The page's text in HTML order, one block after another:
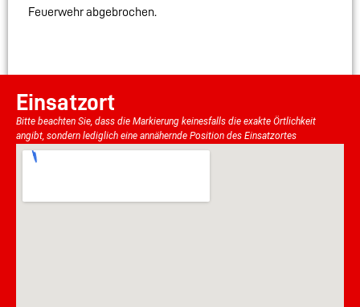
Feuerwehr abgebrochen.
Einsatzort
Bitte beachten Sie, dass die Markierung keinesfalls die exakte Örtlichkeit
angibt, sondern lediglich eine annähernde Position des Einsatzortes